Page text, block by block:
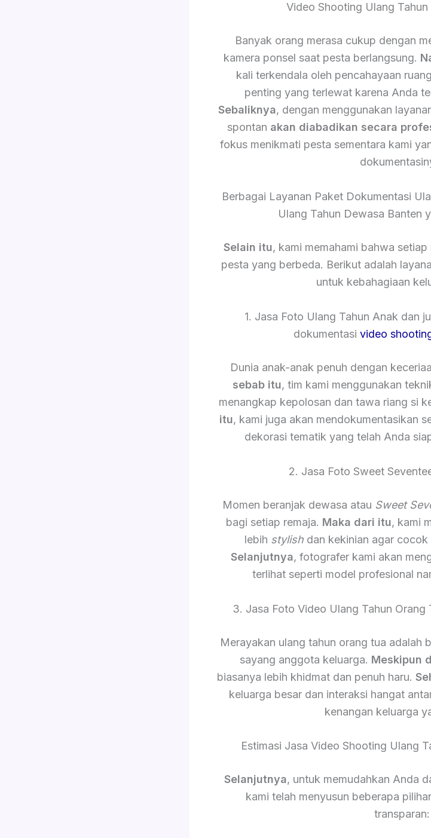
Video Shooting Ulang
Banyak orang merasa cukup dengan
kamera ponsel saat pesta berlangsung.
kali terkendala oleh pencahayaan
penting yang terlewat karena Anda
Sebaliknya, dengan menggunakan
spontan akan diabadikan secara
fokus menikmati pesta sementara kami
Berbagai Layanan Paket Dokumentasi
Ulang Tahun Dewasa Banten
Selain itu, kami memahami bahwa
pesta yang berbeda. Berikut adalah
untuk kebahagiaan
1. Jasa Foto Ulang Tahun Anak dan
dokumentasi video
Dunia anak-anak penuh dengan
sebab itu, tim kami menggunakan
menangkap kepolosan dan tawa riang si
itu, kami juga akan mendokumentasikan
dekorasi tematik yang telah Anda
2. Jasa Foto Sweet
Momen beranjak dewasa atau Sweet
bagi setiap remaja. Maka dari itu, kami
lebih stylish dan kekinian agar
Selanjutnya, fotografer kami akan
terlihat seperti model profesional
3. Jasa Foto Video Ulang Tahun Orang
Merayakan ulang tahun orang tua adalah
sayang anggota keluarga. Meskipun
biasanya lebih khidmat dan penuh haru.
keluarga besar dan interaksi hangat
kenangan keluarga
Estimasi Jasa Video Shooting Ulang
Selanjutnya, untuk memudahkan Anda
kami telah menyusun beberapa
transparan: